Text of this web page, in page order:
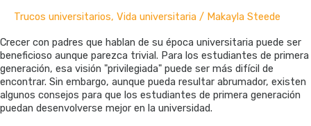
plataforma
lanzamiento
como
estudiante
internacional
Trucos universitarios, Vida universitaria / Makayla Steede
Crecer con padres que hablan de su época universitaria puede ser
beneficioso aunque parezca trivial. Para los estudiantes de primera
generación, esa visión "privilegiada" puede ser más difícil de
encontrar. Sin embargo, aunque pueda resultar abrumador, existen
algunos consejos para que los estudiantes de primera generación
puedan desenvolverse mejor en la universidad.